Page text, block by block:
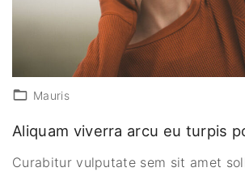
Mauris
Aliquam viverra arcu eu turpis
Curabitur vulputate sem sit amet